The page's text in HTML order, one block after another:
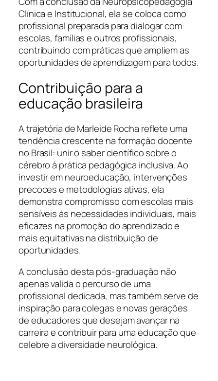
Clínica e Institucional, ela se coloca como
profissional preparada para dialogar com
escolas, famílias e outros profissionais,
contribuindo com práticas que ampliem as
oportunidades de aprendizagem para todos.
Contribuição para a
educação brasileira
A trajetória de Marleide Rocha reflete uma
tendência crescente na formação docente
no Brasil: unir o saber científico sobre o
cérebro à prática pedagógica inclusiva. Ao
investir em neuroeducação, intervenções
precoces e metodologias ativas, ela
demonstra compromisso com escolas mais
sensíveis às necessidades individuais, mais
eficazes na promoção do aprendizado e
mais equitativas na distribuição de
oportunidades.
A conclusão desta pós-graduação não
apenas valida o percurso de uma
profissional dedicada, mas também serve de
inspiração para colegas e novas gerações
de educadores que desejam avançar na
carreira e contribuir para uma educação que
celebre a diversidade neurológica.